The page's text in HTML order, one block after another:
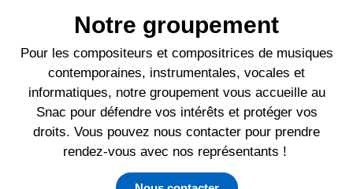
Notre groupement
Pour les compositeurs et compositrices de musiques
contemporaines, instrumentales, vocales et
informatiques, notre groupement vous accueille au
Snac pour défendre vos intérêts et protéger vos
droits. Vous pouvez nous contacter pour prendre
rendez-vous avec nos représentants !